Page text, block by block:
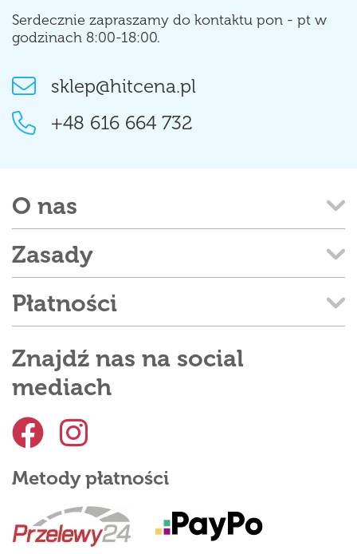
Serdecznie zapraszamy do kontaktu pon - pt w
godzinach 8:00-18:00.
sklep@hitcena.pl
+48 616 664 732
O nas
Zasady
Płatności
Znajdź nas na social
mediach
Metody płatności